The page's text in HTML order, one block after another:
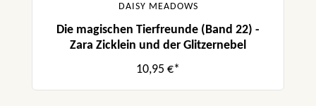
DAISY MEADOWS
Die magischen Tierfreunde (Band 22) -
Zara Zicklein und der Glitzernebel
10,95 €*